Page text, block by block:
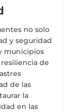
no solo
y seguridad
municipios
de
de las
la
en las